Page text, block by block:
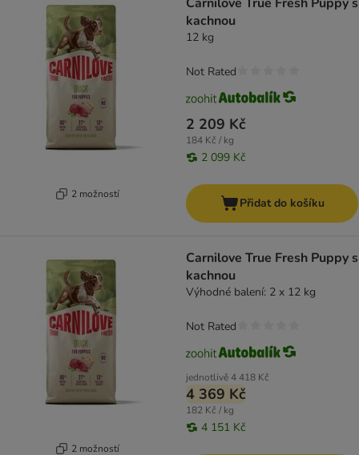
2 možností
kachnou
12 kg
2 209 Kč
184 Kč / kg
2 099 Kč
Not Rated
Přidat do košíku
2 možností
Carnilove True Fresh Puppy s
kachnou
Výhodné balení: 2 x 12 kg
jednotlivě4 418 Kč
4 369 Kč
182 Kč / kg
4 151 Kč
Not Rated